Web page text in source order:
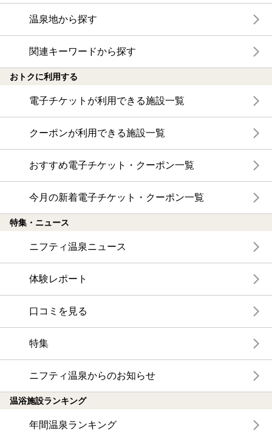
温泉地から探す
関連キーワードから探す
おトクに利用する
電子チケットが利用できる施設一覧
クーポンが利用できる施設一覧
おすすめ電子チケット・クーポン一覧
今月の新着電子チケット・クーポン一覧
特集・ニュース
ニフティ温泉ニュース
体験レポート
口コミを見る
特集
ニフティ温泉からのお知らせ
温浴施設ランキング
年間温泉ランキング